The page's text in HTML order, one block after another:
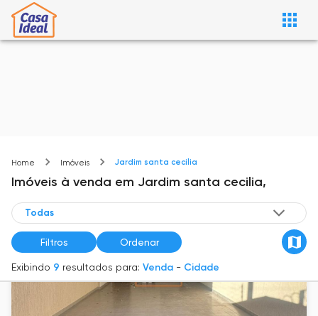
Home Imóveis Jardim santa cecilia
Imóveis à venda em Jardim santa cecilia,
Filtros Ordenar
Exibindo 9 resultados para: Venda - Cidade